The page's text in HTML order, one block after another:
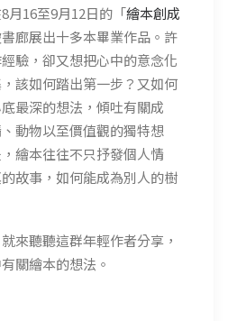
月16至9月12日的「繪本創成
廊展出十多本畢業作品。許
驗，卻又想把心中的意念化
該如何踏出第一步？又如何
最深的想法，傾吐有關成
動物以至價值觀的獨特想
繪本往往不只抒發個人情
故事，如何能成為別人的樹
來聽聽這群年輕作者分享，
關繪本的想法。